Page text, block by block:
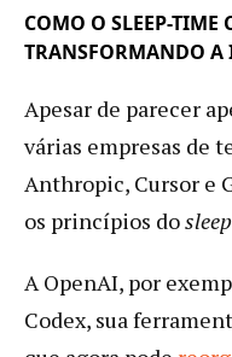
COMO O SLEEP-TIME
TRANSFORMANDO A
Apesar de parecer
várias empresas de
Anthropic, Cursor e
os princípios do
A OpenAI, por
Codex, sua